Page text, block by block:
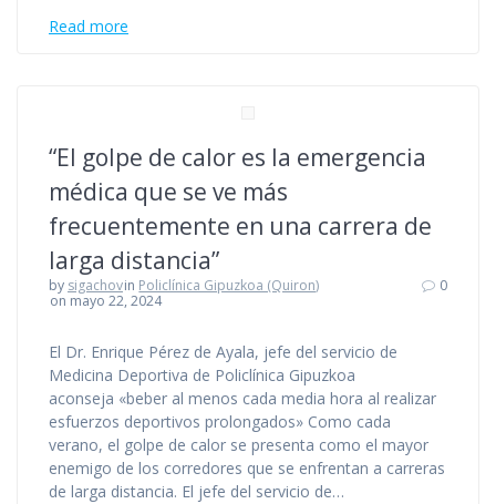
Read more
“El golpe de calor es la emergencia
médica que se ve más
frecuentemente en una carrera de
larga distancia”
by sigachovin Policlínica Gipuzkoa (Quiron)
on mayo 22, 2024
0
El Dr. Enrique Pérez de Ayala, jefe del servicio de
Medicina Deportiva de Policlínica Gipuzkoa
aconseja «beber al menos cada media hora al realizar
esfuerzos deportivos prolongados» Como cada
verano, el golpe de calor se presenta como el mayor
enemigo de los corredores que se enfrentan a carreras
de larga distancia. El jefe del servicio de…